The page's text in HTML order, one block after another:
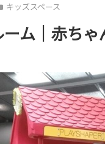
キッズスペース
ム｜赤ち